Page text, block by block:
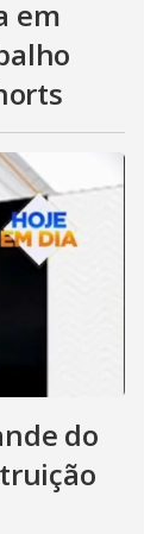
em
do